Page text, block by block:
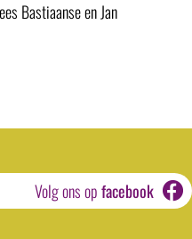
Bastiaanse en Jan
Volg ons opfacebook